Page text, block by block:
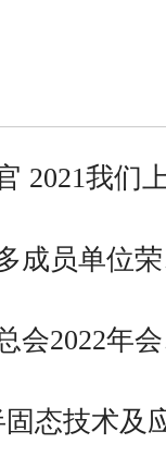
2021我们
成员单位
会2022年
固态技术